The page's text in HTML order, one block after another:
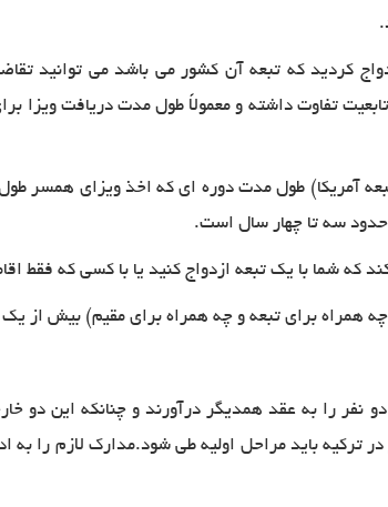
.
کردید که تبعه آن کشور می باشد می توانید
تفاوت داشته و معمولاً طول مدت دریافت ویزا
(تبعه آمریکا) طول مدت دوره ای که اخذ ویزای
حدود سه تا چهار سال است.
شما با یک تبعه ازدواج کنید یا با کسی که فقط
همراه برای تبعه و چه همراه برای مقیم) بیش از
نفر را به عقد همدیگر درآورند و چنانکه این دو
ترکیه باید مراحل اولیه طی شود.مدارک لازم را